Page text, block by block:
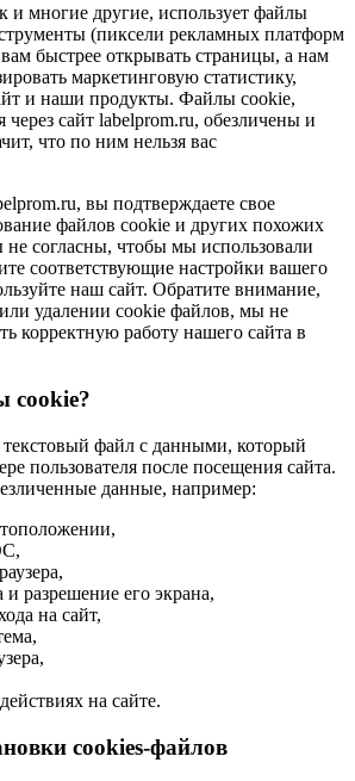
и многие другие, использует файлы
(пиксели рекламных платформ
быстрее открывать страницы, а нам
маркетинговую статистику,
и наши продукты. Файлы сookie,
через сайт labelprom.ru, обезличены и
что по ним нельзя вас
вы подтверждаете свое
файлов cookie и других похожих
согласны, чтобы мы использовали
соответствующие настройки вашего
наш сайт. Обратите внимание,
удалении cookie файлов, мы не
корректную работу нашего сайта в
cookie?
текстовый файл с данными, который
пользователя после посещения сайта.
данные, например:
и разрешение его экрана,
на сайт,
на сайте.
cookies-файлов